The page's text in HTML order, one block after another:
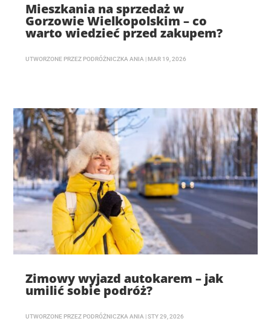
Mieszkania na sprzedaż w
Gorzowie Wielkopolskim – co
warto wiedzieć przed zakupem?
UTWORZONE PRZEZ PODRÓŻNICZKA ANIA | MAR 19, 2026
Zimowy wyjazd autokarem – jak
umilić sobie podróż?
UTWORZONE PRZEZ PODRÓŻNICZKA ANIA |STY 29, 2026